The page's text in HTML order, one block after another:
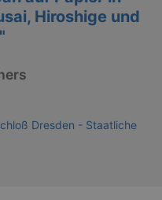
Hiroshige und
Dresden - Staatliche